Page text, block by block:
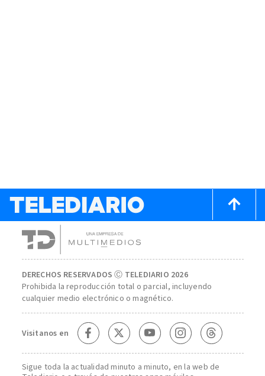
DERECHOS RESERVADOS Ⓒ TELEDIARIO 2026
Prohibida la reproducción total o parcial, incluyendo
cualquier medio electrónico o magnético.
Visitanos en
Sigue toda la actualidad minuto a minuto, en la web de